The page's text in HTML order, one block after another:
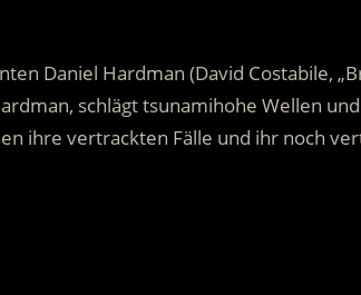
Daniel Hardman (David Costabile,
schlägt tsunamihohe Wellen
ihre vertrackten Fälle und ihr noch